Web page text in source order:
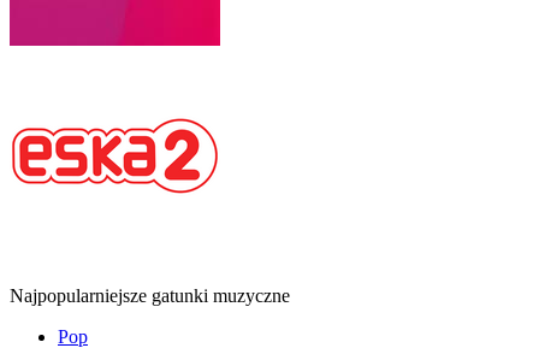
Najpopularniejsze gatunki muzyczne
Pop